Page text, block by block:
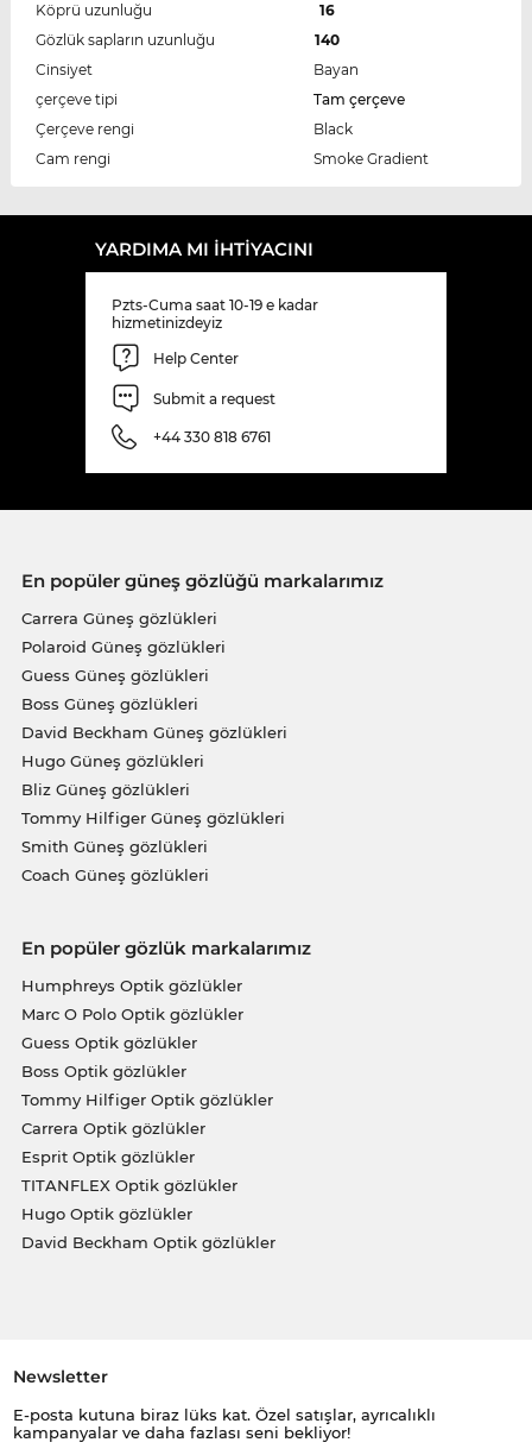
Köprü uzunluğu
16
Gözlük sapların uzunluğu
140
Cinsiyet
Bayan
çerçeve tipi
Tam çerçeve
Çerçeve rengi
Black
Cam rengi
Smoke Gradient
YARDIMA MI IHTIYACINI
Pzts-Cuma saat 10-19 e kadar
hizmetinizdeyiz
Help Center
Submit a request
+44 330 818 6761
En popüler güneş gözlüğü markalarımız
Carrera Güneş gözlükleri
Polaroid Güneş gözlükleri
Guess Güneş gözlükleri
Boss Güneş gözlükleri
David Beckham Güneş gözlükleri
Hugo Güneş gözlükleri
Bliz Güneş gözlükleri
Tommy Hilfiger Güneş gözlükleri
Smith Güneş gözlükleri
Coach Güneş gözlükleri
En popüler gözlük markalarımız
Humphreys Optik gözlükler
Marc O Polo Optik gözlükler
Guess Optik gözlükler
Boss Optik gözlükler
Tommy Hilfiger Optik gözlükler
Carrera Optik gözlükler
Esprit Optik gözlükler
TITANFLEX Optik gözlükler
Hugo Optik gözlükler
David Beckham Optik gözlükler
Newsletter
E-posta kutuna biraz lüks kat. Özel satışlar, ayrıcalıklı
kampanyalar ve daha fazlası seni bekliyor!